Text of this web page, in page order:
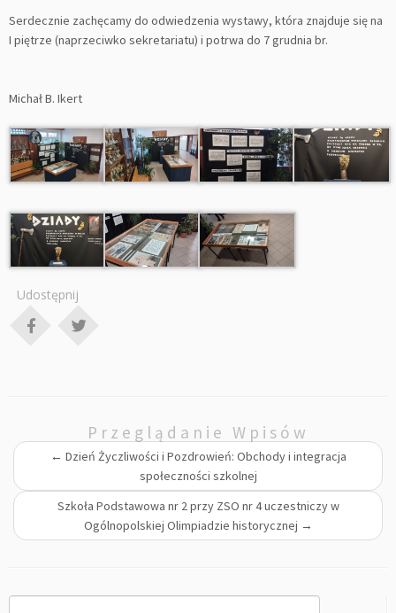
Serdecznie zachęcamy do odwiedzenia wystawy, która znajduje się na
I piętrze (naprzeciwko sekretariatu) i potrwa do 7 grudnia br.
Michał B. Ikert
Udostępnij
Przeglądanie Wpisów
← Dzień Życzliwości i Pozdrowień: Obchody i integracja
społeczności szkolnej
Szkoła Podstawowa nr 2 przy ZSO nr 4 uczestniczy w
Ogólnopolskiej Olimpiadzie historycznej →